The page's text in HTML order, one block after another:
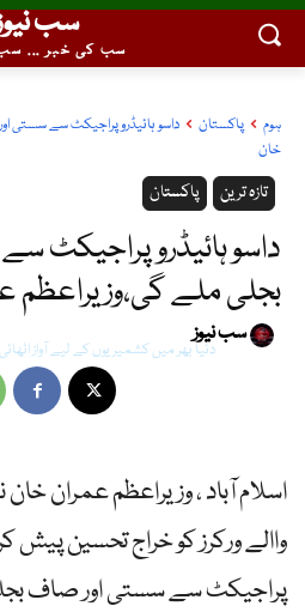
سب
سب کی خبر ... سب
ہوم پاکستان
داسو ہائیڈرو پراجیکٹ سے سستی
خان
پاکستان تازہ ترین
داسو ہائیڈرو پراجیکٹ
بجلی ملے گی،وزیراعظم
سب نیوز
اسلام آباد ، وزیراعظم عمران
واالے ورکرز کو خراج تحسین پیش
پراجیکٹ سے سستی اور صاف